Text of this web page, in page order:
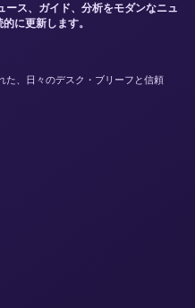
ス、ガイド、分析をモダンなニュ
に更新します。
た、日々のデスク・ブリーフと信頼